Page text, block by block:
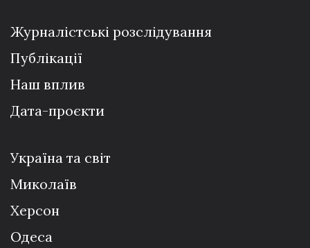
Журналістські розслідування
Публікації
Наш вплив
Дата-проєкти
Україна та світ
Миколаїв
Херсон
Одеса